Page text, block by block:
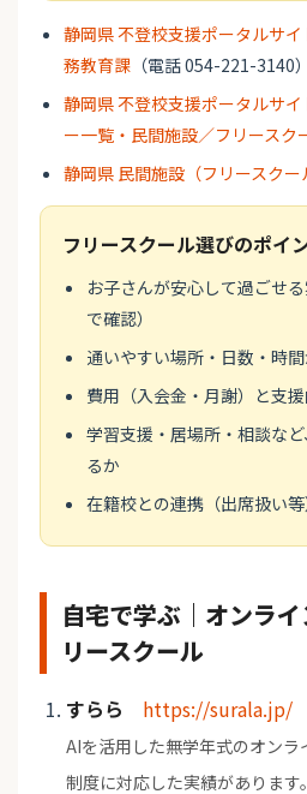
静岡県 不登校支援ポータルサ
務教育課 （電話 054-221-3140）
静岡県 不登校支援ポータルサ
ー一覧・民間施設／フリースク
静岡県 民間施設（フリースク
フリースクール選びのポイ
お子さんが安心して過ごせ
で確認）
通いやすい場所・日数・時
費用（入会金・月謝）と支
学習支援・居場所・相談な
るか
在籍校との連携（出席扱い
自宅で学ぶ｜オンラ
リースクール
すらら https://surala.jp/
AIを活用した無学年式のオン
制度に対応した実績があります。